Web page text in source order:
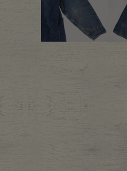
Accessory
Belt